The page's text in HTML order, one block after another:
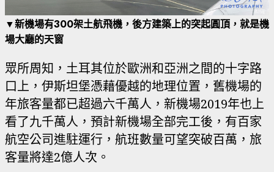
▼新機場有300架土航飛機，後方建築上的突起圓頂，就是機
場大廳的天窗
眾所周知，土耳其位於歐洲和亞洲之間的十字路
口上，伊斯坦堡憑藉優越的地理位置，舊機場的
年旅客量都已超過六千萬人，新機場2019年也上
看了九千萬人，預計新機場全部完工後，有百家
航空公司進駐運行，航班數量可望突破百萬，旅
客量將達2億人次。